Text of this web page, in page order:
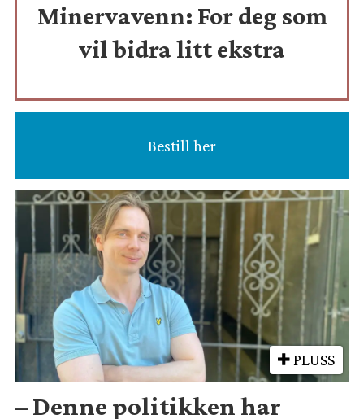
Minervavenn: For deg som
vil bidra litt ekstra
Bestill her
PLUSS
– Denne politikken har